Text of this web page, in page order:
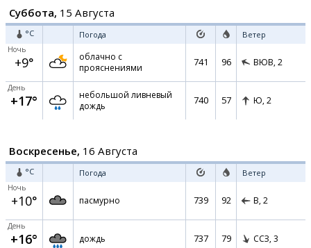
Суббота, 15 Августа
°C Погода Ветер
Ночь
+9°
облачно с
прояснениями
741 96 ВЮВ, 2
День
+17°
небольшой ливневый
дождь
740 57 Ю, 2
Воскресенье, 16 Августа
°C Погода Ветер
Ночь
+10° пасмурно 739 92 В, 2
День
+16° дождь 737 79 ССЗ, 3